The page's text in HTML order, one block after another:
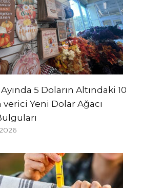
5 Doların Altındaki 10
verici Yeni Dolar Ağacı